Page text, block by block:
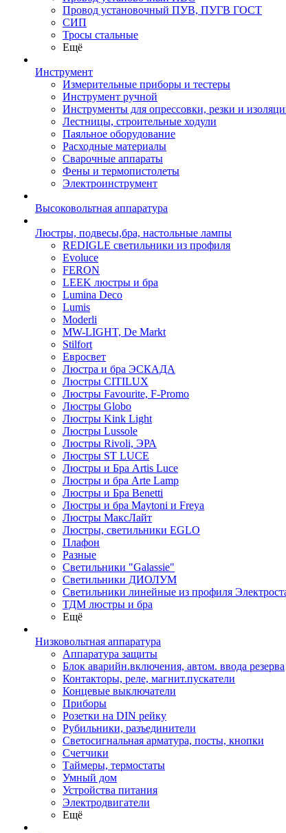
Провод установочный ПУВ, ПУГВ ГОСТ
СИП
Тросы стальные
Ещё
Инструмент
Измерительные приборы и тестеры
Инструмент ручной
Инструменты для опрессовки, резки и
Лестницы, строительные ходули
Паяльное оборудование
Расходные материалы
Сварочные аппараты
Фены и термопистолеты
Электроинструмент
Высоковольтная аппаратура
Люстры, подвесы,бра, настольные лампы
REDIGLE светильники из профиля
Evoluce
FERON
LEEK люстры и бра
Lumina Deco
Lumis
Moderli
MW-LIGHT, De Markt
Stilfort
Евросвет
Люстра и бра ЭСКАДА
Люстры CITILUX
Люстры Favourite, F-Promo
Люстры Globo
Люстры Kink Light
Люстры Lussole
Люстры Rivoli, ЭРА
Люстры ST LUCE
Люстры и Бра Artis Luce
Люстры и бра Arte Lamp
Люстры и Бра Benetti
Люстры и бра Maytoni и Freya
Люстры МаксЛайт
Люстры, светильники EGLO
Плафон
Разные
Светильники "Galassie"
Светильники ДИОЛУМ
Светильники линейные из профиля
ТДМ люстры и бра
Ещё
Низковольтная аппаратура
Аппаратура защиты
Блок аварийн.включения, автом. ввода резерва
Контакторы, реле, магнит.пускатели
Концевые выключатели
Приборы
Розетки на DIN рейку
Рубильники, разъединители
Светосигнальная арматура, посты, кнопки
Счетчики
Таймеры, термостаты
Умный дом
Устройства питания
Электродвигатели
Ещё